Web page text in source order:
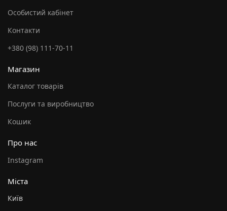
Особистий кабінет
Контакти
+380 (98) 111-70-11
Магазин
Каталог товарів
Послуги та виробництво
Кошик
Про нас
Instagram
Міста
Київ